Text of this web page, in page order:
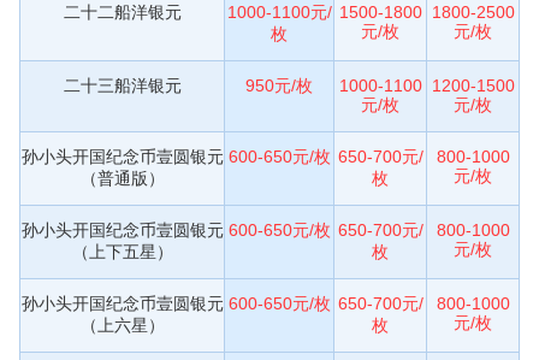
二十二船洋银元
1000-1100元/
枚
1500-1800
元/枚
1800-2500
元/枚
二十三船洋银元 950元/枚
1000-1100
元/枚
1200-1500
元/枚
孙小头开国纪念币壹圆银元
（普通版）
600-650元/枚 650-700元/
枚
800-1000
元/枚
孙小头开国纪念币壹圆银元
（上下五星）
600-650元/枚 650-700元/
枚
800-1000
元/枚
孙小头开国纪念币壹圆银元
（上六星）
600-650元/枚 650-700元/
枚
800-1000
元/枚